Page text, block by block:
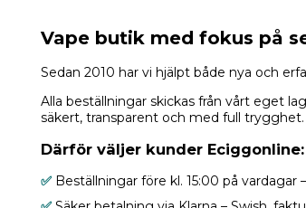
Vape butik med fokus på
Sedan 2010 har vi hjälpt både nya och
Alla beställningar skickas från vårt eget
säkert, transparent och med full trygghet.
Därför väljer kunder Eciggonline:
✅ Beställningar före kl. 15:00 på